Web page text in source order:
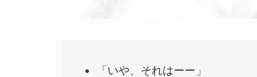
「いや、それはーー」